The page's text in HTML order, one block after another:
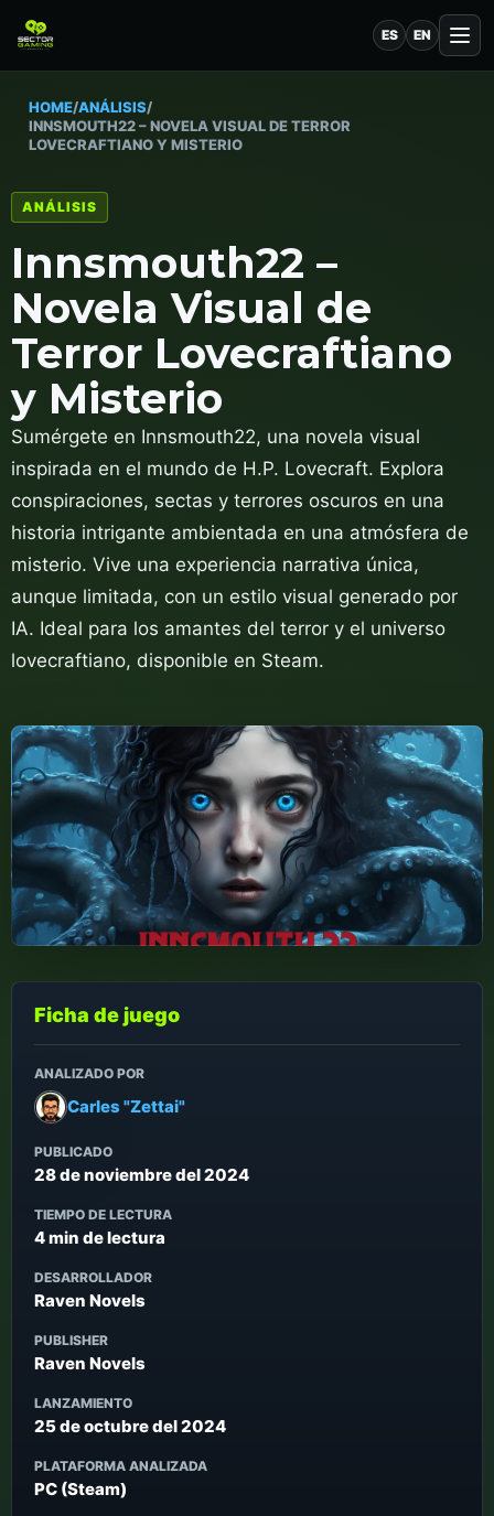
ES EN
HOME/ANÁLISIS/
INNSMOUTH22 – NOVELA VISUAL DE TERROR
LOVECRAFTIANO Y MISTERIO
ANÁLISIS
Innsmouth22 –
Novela Visual de
Terror Lovecraftiano
y Misterio
Sumérgete en Innsmouth22, una novela visual
inspirada en el mundo de H.P. Lovecraft. Explora
conspiraciones, sectas y terrores oscuros en una
historia intrigante ambientada en una atmósfera de
misterio. Vive una experiencia narrativa única,
aunque limitada, con un estilo visual generado por
IA. Ideal para los amantes del terror y el universo
lovecraftiano, disponible en Steam.
Ficha de juego
ANALIZADO POR
Carles "Zettai"
PUBLICADO
28 de noviembre del 2024
TIEMPO DE LECTURA
4 min de lectura
DESARROLLADOR
Raven Novels
PUBLISHER
Raven Novels
LANZAMIENTO
25 de octubre del 2024
PLATAFORMA ANALIZADA
PC (Steam)